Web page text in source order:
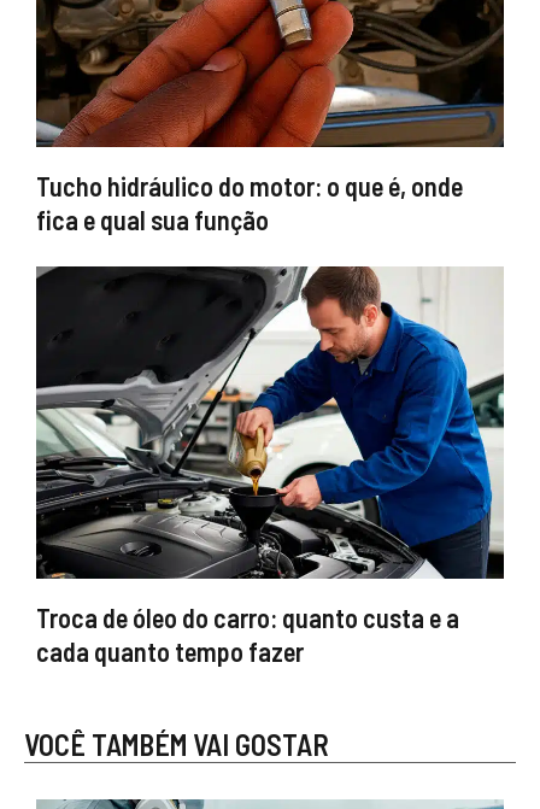
Tucho hidráulico do motor: o que é, onde
fica e qual sua função
Troca de óleo do carro: quanto custa e a
cada quanto tempo fazer
VOCÊ TAMBÉM VAI GOSTAR